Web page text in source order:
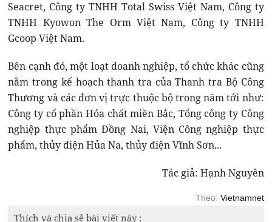
Seacret, Công ty TNHH Total Swiss Việt Nam, Công ty
TNHH Kyowon The Orm Việt Nam, Công ty TNHH
Gcoop Việt Nam.
Bên cạnh đó, một loạt doanh nghiệp, tổ chức khác cũng
nằm trong kế hoạch thanh tra của Thanh tra Bộ Công
Thương và các đơn vị trực thuộc bộ trong năm tới như:
Công ty cổ phần Hóa chất miền Bắc, Tổng công ty Công
nghiệp thực phẩm Đồng Nai, Viện Công nghiệp thực
phẩm, thủy điện Hủa Na, thủy điện Vĩnh Sơn...
Tác giả: Hạnh Nguyên
Theo: Vietnamnet
Thích và chia sẻ bài viết này :